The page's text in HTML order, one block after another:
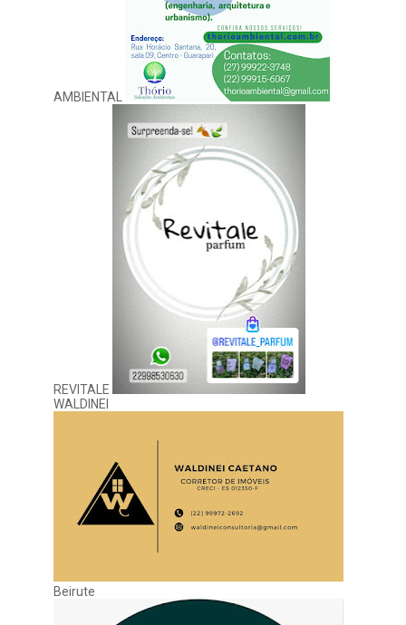
AMBIENTAL
REVITALE
WALDINEI
Beirute